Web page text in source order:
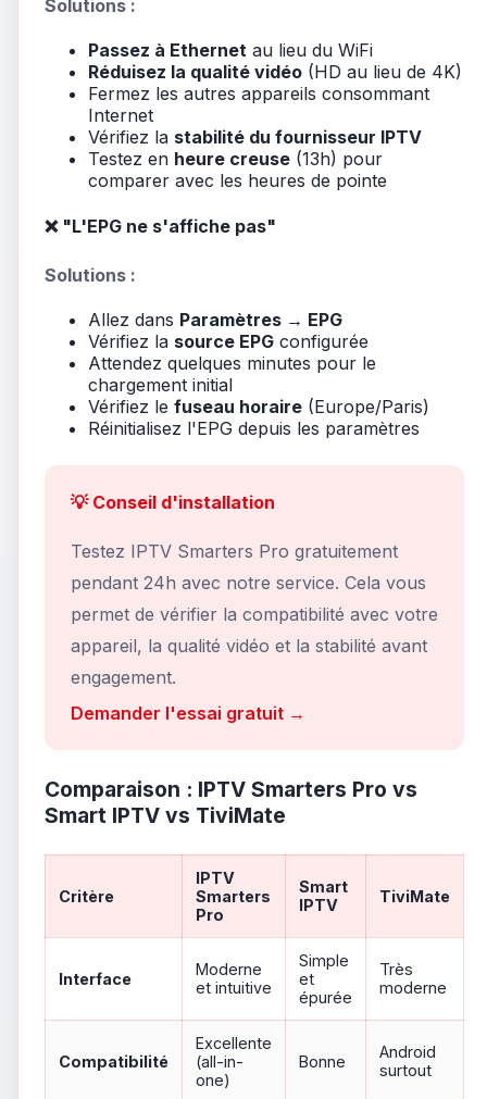
Solutions :
Passez à Ethernet au lieu du WiFi
Réduisez la qualité vidéo (HD au lieu de 4K)
Fermez les autres appareils consommant
Internet
Vérifiez la stabilité du fournisseur IPTV
Testez en heure creuse (13h) pour
comparer avec les heures de pointe
❌ "L'EPG ne s'affiche pas"
Solutions :
Allez dans Paramètres → EPG
Vérifiez la source EPG configurée
Attendez quelques minutes pour le
chargement initial
Vérifiez le fuseau horaire (Europe/Paris)
Réinitialisez l'EPG depuis les paramètres
💡 Conseil d'installation
Testez IPTV Smarters Pro gratuitement
pendant 24h avec notre service. Cela vous
permet de vérifier la compatibilité avec votre
appareil, la qualité vidéo et la stabilité avant
engagement.
Demander l'essai gratuit →
Comparaison : IPTV Smarters Pro vs
Smart IPTV vs TiviMate
Critère
IPTV
Smarters
Pro
Smart
IPTV
TiviMate
Interface
Moderne
et intuitive
Simple
et
épurée
Très
moderne
Compatibilité
Excellente
(all-in-
one)
Bonne
Android
surtout